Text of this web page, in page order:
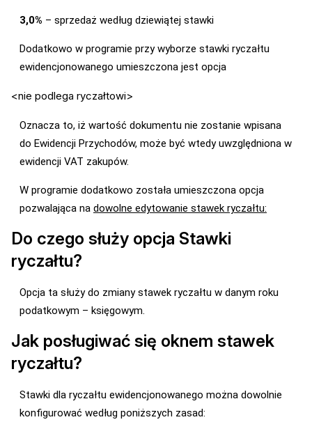
3,0% – sprzedaż według dziewiątej stawki
Dodatkowo w programie przy wyborze stawki ryczałtu
ewidencjonowanego umieszczona jest opcja
<nie podlega ryczałtowi>
Oznacza to, iż wartość dokumentu nie zostanie wpisana
do Ewidencji Przychodów, może być wtedy uwzględniona w
ewidencji VAT zakupów.
W programie dodatkowo została umieszczona opcja
pozwalająca na dowolne edytowanie stawek ryczałtu:
Do czego służy opcja Stawki
ryczałtu?
Opcja ta służy do zmiany stawek ryczałtu w danym roku
podatkowym – księgowym.
Jak posługiwać się oknem stawek
ryczałtu?
Stawki dla ryczałtu ewidencjonowanego można dowolnie
konfigurować według poniższych zasad: